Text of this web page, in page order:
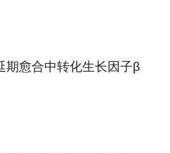
期愈合中转化生长因子β